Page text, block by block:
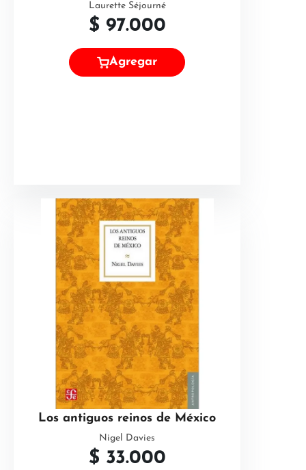
Laurette Séjourné
$ 97.000
Agregar
Los antiguos reinos de México
Nigel Davies
$ 33.000